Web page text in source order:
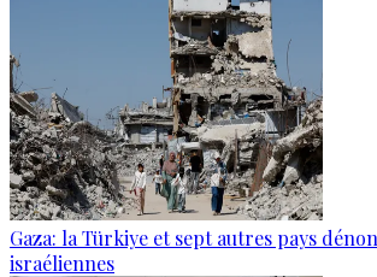
Gaza: la Türkiye et sept autres pays
israéliennes